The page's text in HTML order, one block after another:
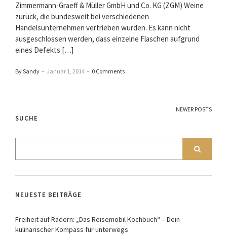
Zimmermann-Graeff & Müller GmbH und Co. KG (ZGM) Weine
zurück, die bundesweit bei verschiedenen
Handelsunternehmen vertrieben wurden. Es kann nicht
ausgeschlossen werden, dass einzelne Flaschen aufgrund
eines Defekts […]
By Sandy – Januar 1, 2014 – 0 Comments
NEWER POSTS
SUCHE
NEUESTE BEITRÄGE
Freiheit auf Rädern: „Das Reisemobil Kochbuch“ – Dein
kulinarischer Kompass für unterwegs